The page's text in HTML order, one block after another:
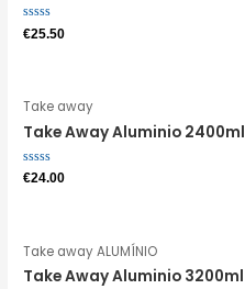
Avaliação
0
€25.50
Take away
Take Away Aluminio 2400ml
Avaliação
€24.00
Take away ALUMÍNIO
Take Away Aluminio 3200ml